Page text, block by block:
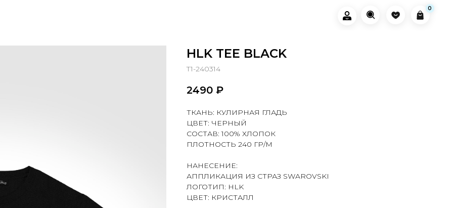
0
0
HLK TEE BLACK
T1-240314
2490 ₽
ТКАНЬ: КУЛИРНАЯ ГЛАДЬ
ЦВЕТ: ЧЕРНЫЙ
СОСТАВ: 100% ХЛОПОК
ПЛОТНОСТЬ 240 ГР/М
НАНЕСЕНИЕ:
АППЛИКАЦИЯ ИЗ СТРАЗ SWAROVSKI
ЛОГОТИП: HLK
ЦВЕТ: КРИСТАЛЛ